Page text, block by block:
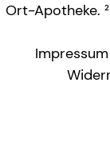
Ort-Apotheke.
Impressum